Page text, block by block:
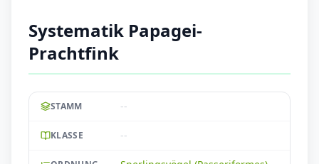
Systematik Papagei-
Prachtfink
STAMM --
KLASSE --